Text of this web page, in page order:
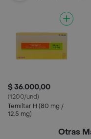
$ 36.000,00
(1200/und)
Temiltar H (80 mg /
12.5 mg)
Otras